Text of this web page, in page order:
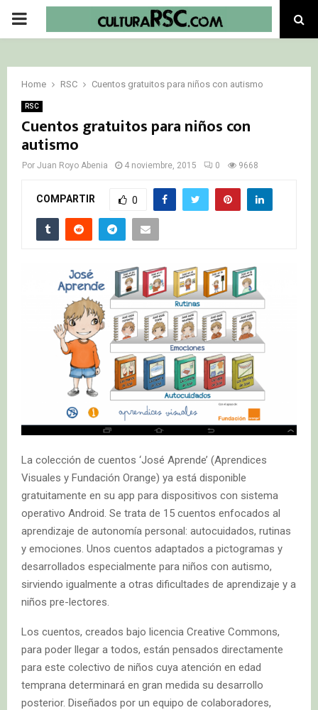
PRIMARY
Home RSC Cuentos gratuitos para niños con autismo
RSC
Cuentos gratuitos para niños con
autismo
Por Juan Royo Abenia 4 noviembre, 2015 0 9668
COMPARTIR 0
La colección de cuentos ‘José Aprende’ (Aprendices
Visuales y Fundación Orange) ya está disponible
gratuitamente en su app para dispositivos con sistema
operativo Android. Se trata de 15 cuentos enfocados al
aprendizaje de autonomía personal: autocuidados, rutinas
y emociones. Unos cuentos adaptados a pictogramas y
desarrollados especialmente para niños con autismo,
sirviendo igualmente a otras dificultades de aprendizaje y a
niños pre-lectores.
Los cuentos, creados bajo licencia Creative Commons,
para poder llegar a todos, están pensados directamente
para este colectivo de niños cuya atención en edad
temprana determinará en gran medida su desarrollo
posterior. Diseñados por un equipo de colaboradores,